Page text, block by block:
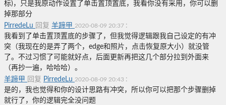
标)，只是我原动作设置了单击置顶置底，我看你没有采用，你可以删
掉那部分
PirredeLu
回复 羊蹄甲 2020-08-09 20:37 :
我看到了单击置顶置底的步骤了，但我觉得逻辑跟我自己设定的有冲
突（我现在的是弄了两个，edge和照片，点击恢复原大小）就没管
了。不过习惯了可能就好点，后面更新再把这几个部分拉到外面来
（再抄一遍，哈哈哈）。
羊蹄甲
回复 PirredeLu 2020-08-09 20:43 :
是的，我也觉得和你的设计思路有冲突，所以你可以把那个步骤删掉
就行了，你的逻辑完全没问题